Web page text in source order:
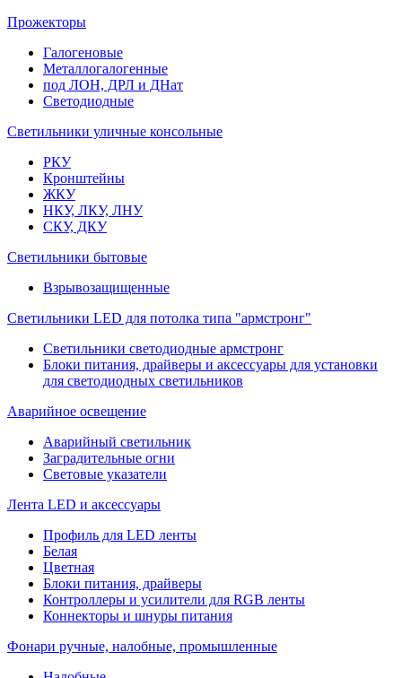
Прожекторы
Галогеновые
Металлогалогенные
под ЛОН, ДРЛ и ДНат
Светодиодные
Светильники уличные консольные
РКУ
Кронштейны
ЖКУ
НКУ, ЛКУ, ЛНУ
СКУ, ДКУ
Светильники бытовые
Взрывозащищенные
Светильники LED для потолка типа "армстронг"
Светильники светодиодные армстронг
Блоки питания, драйверы и аксессуары для установки
для светодиодных светильников
Аварийное освещение
Аварийный светильник
Заградительные огни
Световые указатели
Лента LED и аксессуары
Профиль для LED ленты
Белая
Цветная
Блоки питания, драйверы
Контроллеры и усилители для RGB ленты
Коннекторы и шнуры питания
Фонари ручные, налобные, промышленные